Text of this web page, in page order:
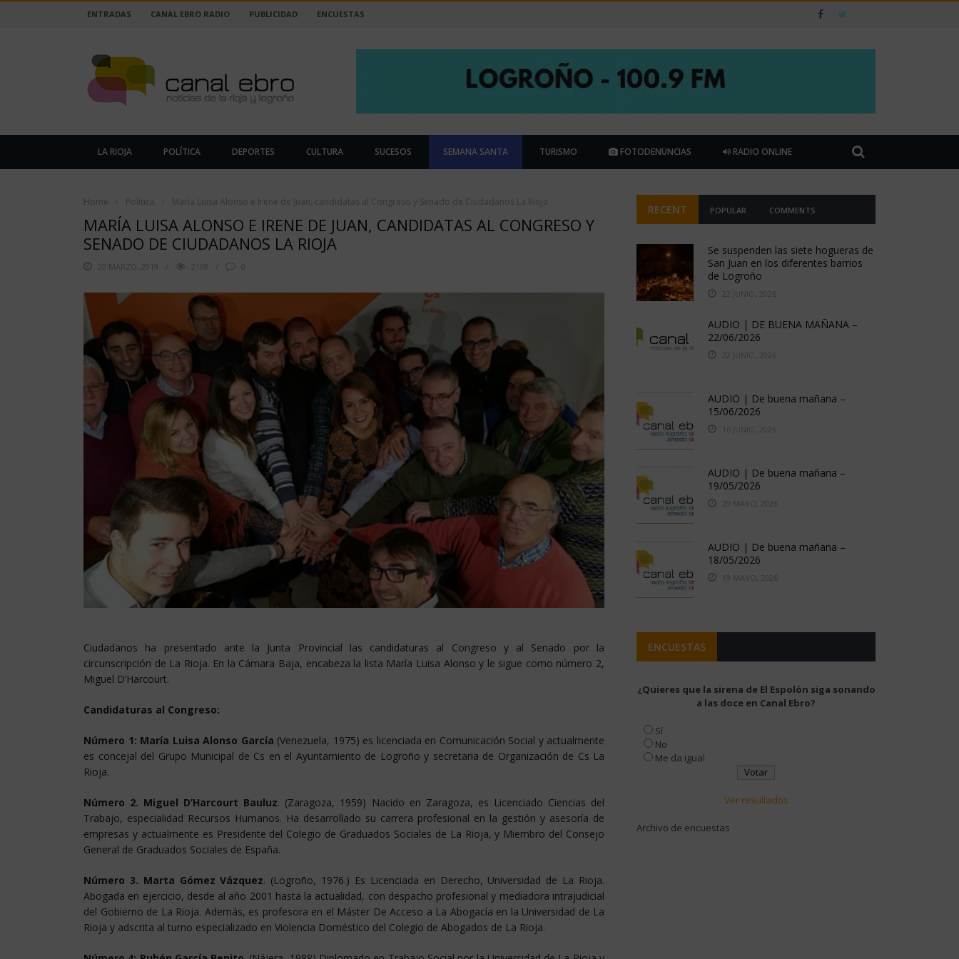
ENTRADAS CANAL EBRO RADIO PUBLICIDAD ENCUESTAS
LA RIOJA POLÍTICA DEPORTES CULTURA SUCESOS SEMANA SANTA TURISMO FOTODENUNCIAS RADIO ONLINE
Home Política María Luisa Alonso e Irene de Juan, candidatas al Congreso y Senado de Ciudadanos La Rioja
MARÍA LUISA ALONSO E IRENE DE JUAN, CANDIDATAS AL CONGRESO Y
SENADO DE CIUDADANOS LA RIOJA
20 MARZO, 2019 2108
Ciudadanos ha presentado ante la Junta Provincial las candidaturas al Congreso y al Senado por la
circunscripción de La Rioja. En la Cámara Baja, encabeza la lista María Luisa Alonso y le sigue como número 2,
Miguel D’Harcourt.
Candidaturas al Congreso:
Número 1: María Luisa Alonso García (Venezuela, 1975) es licenciada en Comunicación Social y actualmente
es concejal del Grupo Municipal de Cs en el Ayuntamiento de Logroño y secretaria de Organización de Cs La
Rioja.
Número 2. Miguel D’Harcourt Bauluz. (Zaragoza, 1959) Nacido en Zaragoza, es Licenciado Ciencias del
Trabajo, especialidad Recursos Humanos. Ha desarrollado su carrera profesional en la gestión y asesoría de
empresas y actualmente es Presidente del Colegio de Graduados Sociales de La Rioja, y Miembro del Consejo
General de Graduados Sociales de España.
Número 3. Marta Gómez Vázquez. (Logroño, 1976.) Es Licenciada en Derecho, Universidad de La Rioja.
Abogada en ejercicio, desde al año 2001 hasta la actualidad, con despacho profesional y mediadora intrajudicial
del Gobierno de La Rioja. Además, es profesora en el Máster De Acceso a La Abogacía en la Universidad de La
Rioja y adscrita al turno especializado en Violencia Doméstico del Colegio de Abogados de La Rioja.
RECENT POPULAR COMMENTS
Se suspenden las siete hogueras de
San Juan en los diferentes barrios
de Logroño
22 JUNIO, 2026
AUDIO | DE BUENA MAÑANA –
22/06/2026
22 JUNIO, 2026
AUDIO | De buena mañana –
15/06/2026
16 JUNIO, 2026
AUDIO | De buena mañana –
19/05/2026
20 MAYO, 2026
AUDIO | De buena mañana –
18/05/2026
19 MAYO, 2026
ENCUESTAS
¿Quieres que la sirena de El Espolón siga sonando
a las doce en Canal Ebro?
Sí
No
Me da igual
Ver resultados
Archivo de encuestas